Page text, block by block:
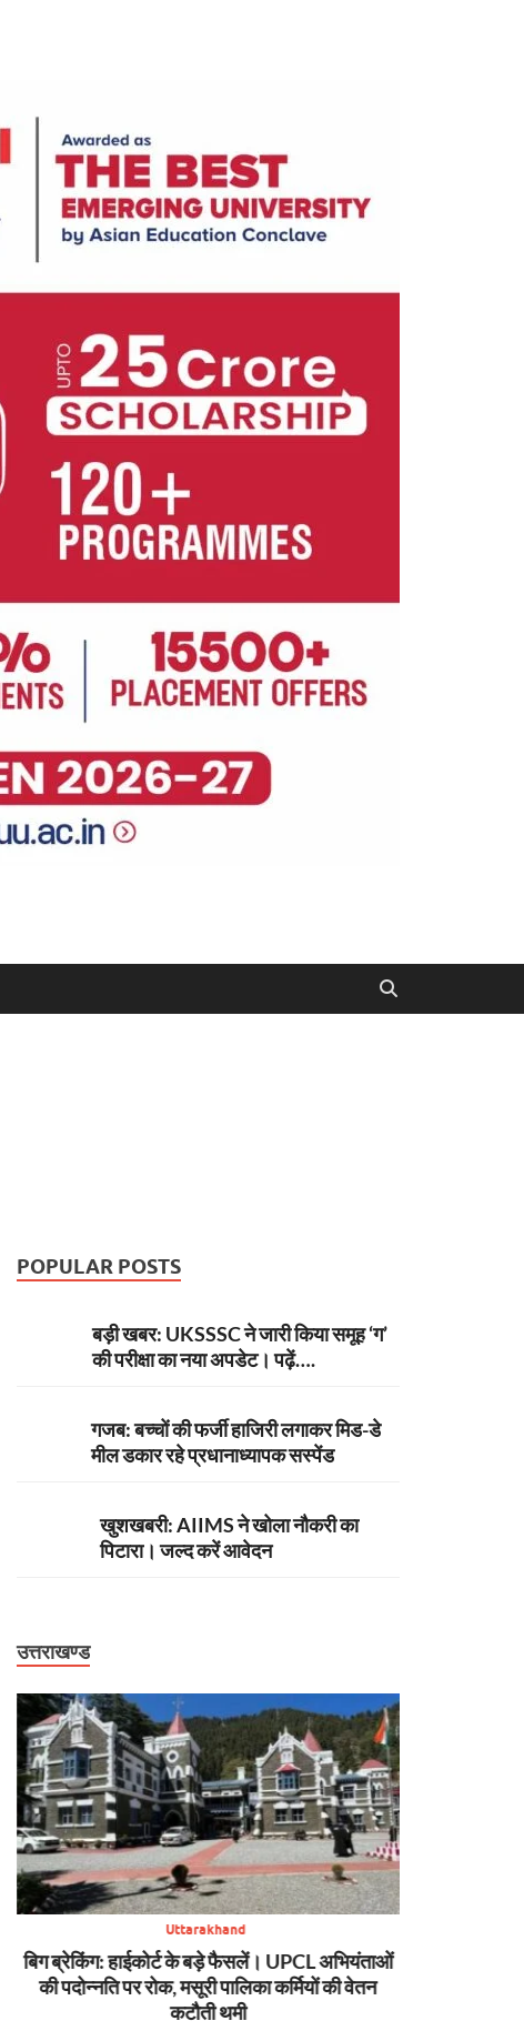
POPULAR POSTS
बड़ी खबर: UKSSSC ने जारी किया समूह ‘ग’
की परीक्षा का नया अपडेट। पढ़ें….
गजब: बच्चों की फर्जी हाजिरी लगाकर मिड-डे
मील डकार रहे प्रधानाध्यापक सस्पेंड
खुशखबरी: AIIMS ने खोला नौकरी का
पिटारा। जल्द करें आवेदन
उत्तराखण्ड
Uttarakhand
बिग ब्रेकिंग: हाईकोर्ट के बड़े फैसलें। UPCL अभियंताओं
की पदोन्नति पर रोक, मसूरी पालिका कर्मियों की वेतन
कटौती थमी